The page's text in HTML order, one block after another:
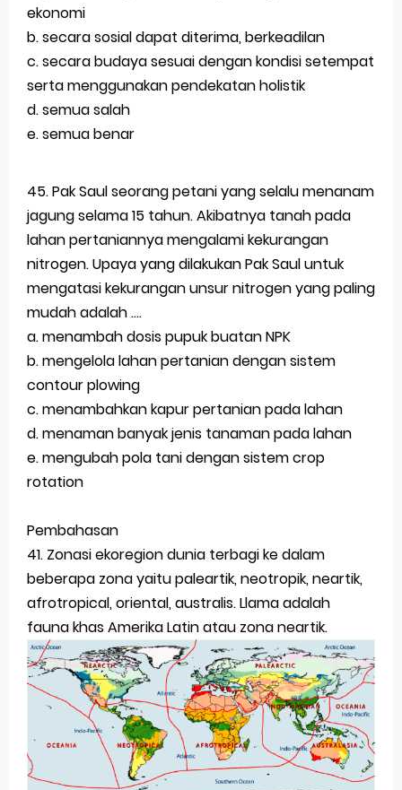
ekonomi
b. secara sosial dapat diterima, berkeadilan
c. secara budaya sesuai dengan kondisi setempat
serta menggunakan pendekatan holistik
d. semua salah
e. semua benar
45. Pak Saul seorang petani yang selalu menanam
jagung selama 15 tahun. Akibatnya tanah pada
lahan pertaniannya mengalami kekurangan
nitrogen. Upaya yang dilakukan Pak Saul untuk
mengatasi kekurangan unsur nitrogen yang paling
mudah adalah ....
a. menambah dosis pupuk buatan NPK
b. mengelola lahan pertanian dengan sistem
contour plowing
c. menambahkan kapur pertanian pada lahan
d. menaman banyak jenis tanaman pada lahan
e. mengubah pola tani dengan sistem crop
rotation
Pembahasan
41. Zonasi ekoregion dunia terbagi ke dalam
beberapa zona yaitu paleartik, neotropik, neartik,
afrotropical, oriental, australis. Llama adalah
fauna khas Amerika Latin atau zona neartik.